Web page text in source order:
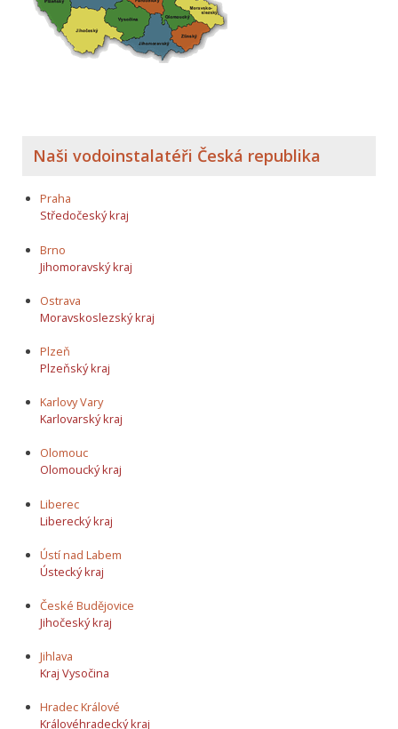
Naši vodoinstalatéři Česká republika
Praha
Středočeský kraj
Brno
Jihomoravský kraj
Ostrava
Moravskoslezský kraj
Plzeň
Plzeňský kraj
Karlovy Vary
Karlovarský kraj
Olomouc
Olomoucký kraj
Liberec
Liberecký kraj
Ústí nad Labem
Ústecký kraj
České Budějovice
Jihočeský kraj
Jihlava
Kraj Vysočina
Hradec Králové
Královéhradecký kraj